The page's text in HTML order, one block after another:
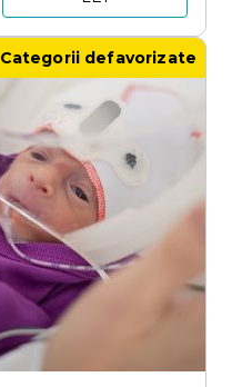
Categorii defavorizate